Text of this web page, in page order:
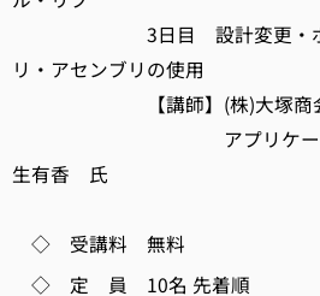
3日目 設計変更・ボト
リ・アセンブリの使用
【講師】(株)大塚商会京
アプリケーション
生有香 氏
◇ 受講料 無料
◇ 定 員 10名 先着順